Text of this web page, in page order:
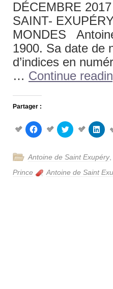
DÉCEMBRE
SAINT-
MONDES
1900. Sa date de
d’indices en
… Continue
Partager :
Cliquez
pour
partager
dans
nouvelle
fenêtre)
Cliquez
pour
partager
dans
nouvelle
fenêtre)
Antoine de Saint Exupéry,
Prince
Antoine de Saint